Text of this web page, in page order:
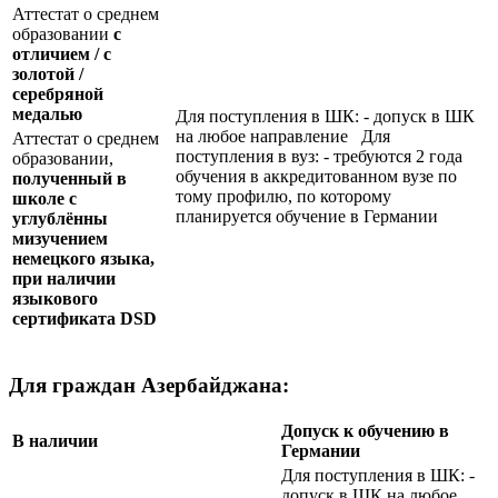
Аттестат о среднем
образовании с
отличием / с
золотой /
серебряной
медалью
Для поступления в ШК: - допуск в ШК
на любое направление Для
поступления в вуз: - требуются 2 года
обучения в аккредитованном вузе по
тому профилю, по которому
планируется обучение в Германии
Аттестат о среднем
образовании,
полученный в
школе с
углублённы
мизучением
немецкого языка,
при наличии
языкового
сертификата DSD
Для граждан Азербайджана:
В наличии
Допуск к обучению в
Германии
Для поступления в ШК: -